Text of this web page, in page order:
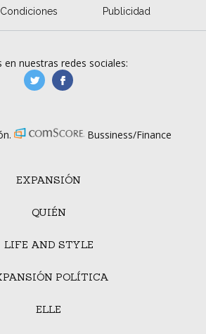
Publicidad
EXPANSIÓN
QUIÉN
LIFE AND STYLE
POLÍTICA
ELLE
en nuestras redes sociales:
manufacturaGE
Bussiness/Finance